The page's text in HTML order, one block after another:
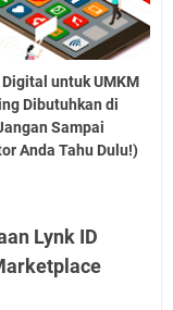
untuk UMKM
Dibutuhkan di
Sampai
Anda Tahu Dulu!)
Lynk ID